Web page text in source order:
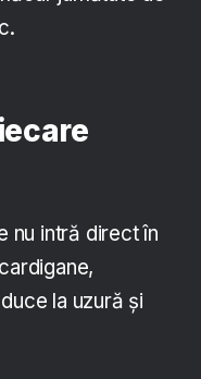
nu intră direct în
la uzură și